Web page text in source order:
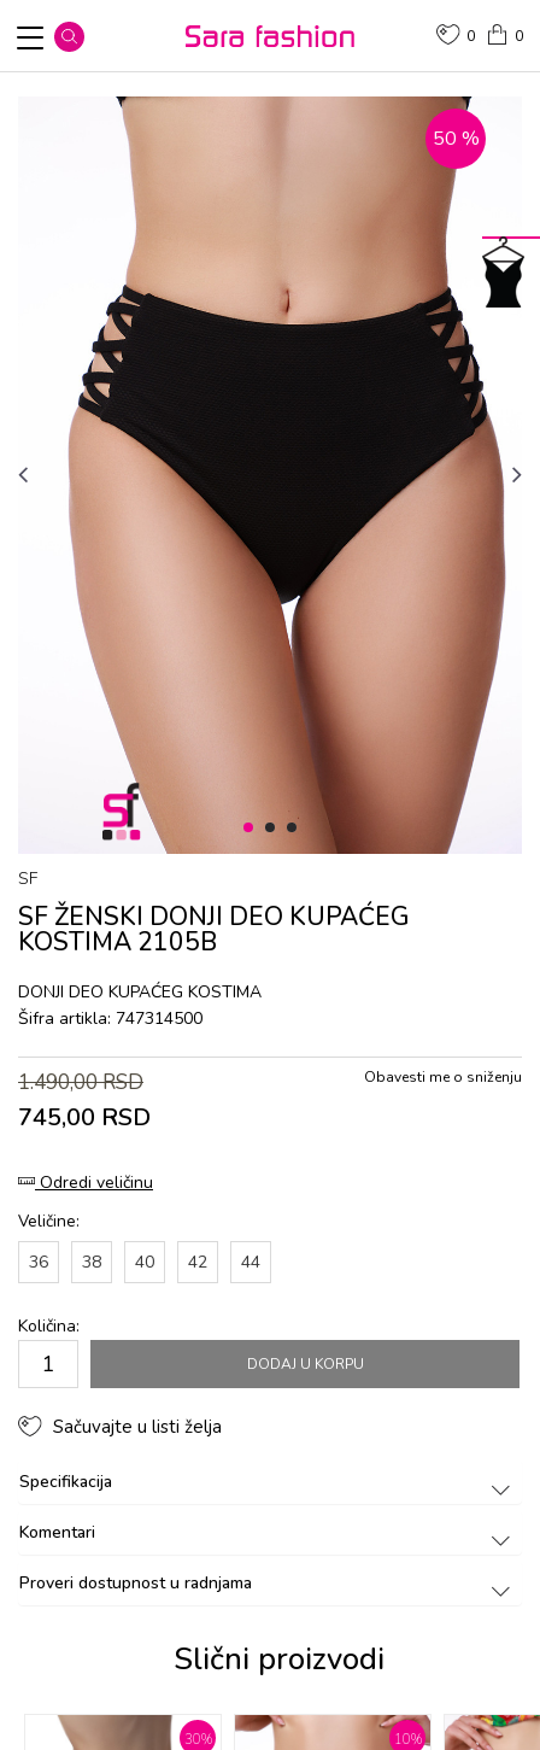
0
0
1 2 3
50 %
SF
SF ŽENSKI DONJI DEO KUPAĆEG
KOSTIMA 2105B
DONJI DEO KUPAĆEG KOSTIMA
Šifra artikla: 747314500
1.490,00RSD
745,00 RSD
Obavesti me o sniženju
Odredi veličinu
Veličine:
36
38 40 42 44
Količina:
DODAJ U KORPU
Sačuvajte u listi želja
Specifikacija
Komentari
Proveri dostupnost u radnjama
Slični proizvodi
30% 10%